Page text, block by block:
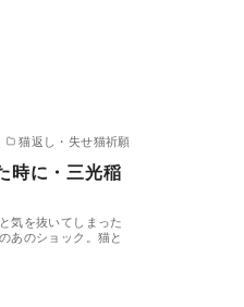
猫返し・失せ猫祈願
時に・三光稲
気を抜いてしまった
あのショック。猫と